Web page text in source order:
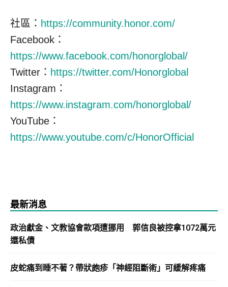
社區： https://community.honor.com/
Facebook：
https://www.facebook.com/honorglobal/
Twitter： https://twitter.com/Honorglobal
Instagram：
https://www.instagram.com/honorglobal/
YouTube：
https://www.youtube.com/c/HonorOfficial
最新消息
政治獻金、文教協會款項遭挪用 郭信良被控拿1072萬元
還私債
皮蛇痛到睡不著？帶狀皰疹「神經阻斷術」可緩解疼痛